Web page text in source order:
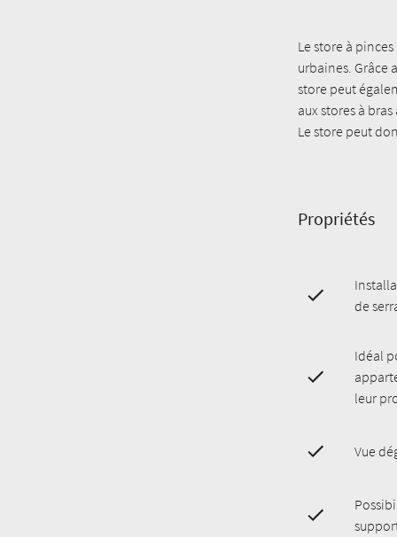
Le store à
urbaines. Grâce
store peut
aux stores à
Le store peut
Propriétés
de
Idéal
leur
Vue